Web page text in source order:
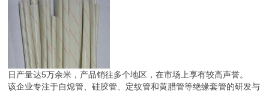
日产量达5万余米，产品销往多个地区，在市场上享有较高声誉。
该企业专注于自熄管、硅胶管、定纹管和黄腊管等绝缘套管的研发与